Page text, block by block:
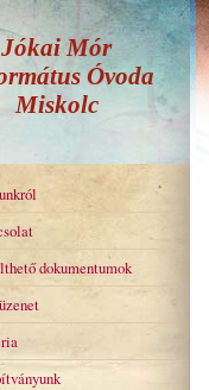
Jókai Mór
Óvoda
Miskolc
dokumentumok